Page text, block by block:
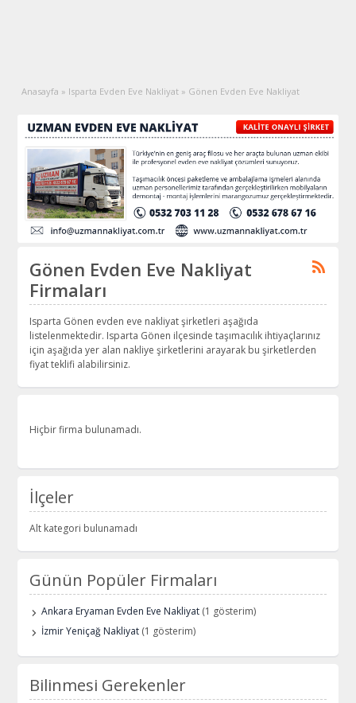
Anasayfa » Isparta Evden Eve Nakliyat » Gönen Evden Eve Nakliyat
Gönen Evden Eve Nakliyat
Firmaları
Isparta Gönen evden eve nakliyat şirketleri aşağıda
listelenmektedir. Isparta Gönen ilçesinde taşımacılık ihtiyaçlarınız
için aşağıda yer alan nakliye şirketlerini arayarak bu şirketlerden
fiyat teklifi alabilirsiniz.
Hiçbir firma bulunamadı.
İlçeler
Alt kategori bulunamadı
Günün Popüler Firmaları
Ankara Eryaman Evden Eve Nakliyat (1 gösterim)
İzmir Yeniçağ Nakliyat (1 gösterim)
Bilinmesi Gerekenler